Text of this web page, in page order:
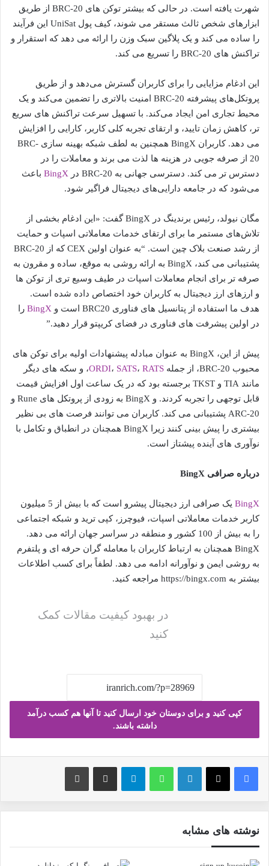
شهرت یافته است. در حالی که بیشتر توکن های BRC-20 از طریق
ابزارهای شخص ثالث مستقر می شوند، کیف پول UniSat این فرآیند
را ساده می کند و یک پلاگین سبک وزن را ارائه می دهد که استقرار و
تراکنش های BRC-20 را تسریع می کند.
این ادغام مزایایی را برای کاربران گسترش می‌دهد و از طریق
پروتکل‌های پیشرفته BRC-20 امنیت بالاتری را تضمین می‌کند و یک
محیط تجاری امن ایجاد می‌کند. با تسهیل سرعت تراکنش های سریع
تر، کاهش زمان تایید، و ارتقای تجربه کلی کاربر، کارایی را افزایش
می دهد. کاربران BingX همچنین به لطف شبکه بهینه سازی BRC-
20 از صرفه جویی در هزینه ها لذت می برند و معاملات را در
دسترس تر می کند. دسترسی جهانی به BRC-20 در
BingX باعث
می‌شود که در جامعه دارایی‌های دیجیتال فراگیر شود.
مگان نیولد، رئیس برندینگ در BingX گفت: «این ادغام بخشی از
تلاش‌های مستمر ما برای ارتقای خدمات معاملاتی اسپات و حمایت
از رشد صنعت بلاک چین است. “به عنوان اولین CEX که از BRC-20
پشتیبانی می کند، BingX به ارائه روشی به موقع، ساده و مقرون به
صرفه تر برای انجام معاملات اسپات در طیف وسیع تری از توکن ها
و ارزهای ارز دیجیتال به کاربران خود اختصاص داده شده است.
هدف ما استفاده از پتانسیل های فناوری BRC20 است و
BingX را
در اولین پیشرفت های فناوری در فضای کریپتو قرار دهید.”
پیش از این، BingX به عنوان مبادله پیشنهادات اولیه برای توکن های
محبوب BRC-20، از جمله
ORDI، SATS، RATS
، و سکه های دیگر
مانند TIA و TKST برجسته بود که در یک ساعت اول افزایش قیمت
قابل توجهی را تجربه کردند. و BingX به زودی از پروتکل های Rune و
ARC-20 پشتیبانی می کند. کاربران می توانند فرصت های بی نظیر
بیشتری را پیش بینی کنند زیرا BingX همچنان در انطباق و تکامل با
نوآوری های آینده پیشتاز است.
درباره صرافی BingX
BingX
یک صرافی ارز دیجیتال پیشرو است که با بیش از 5 میلیون
کاربر خدمات معاملاتی اسپات، فیوچرز، کپی ترید و شبکه اجتماعی
را به بیش از 100 کشور و منطقه در سراسر جهان ارائه می دهد.
BingX همچنان به ارتباط کاربران با معامله گران حرفه ای و پلتفرم
به روشی ایمن و نوآورانه ادامه می دهد. لطفاً برای کسب اطلاعات
بیشتر به https://bingx.com مراجعه کنید.
در بهبود کیفیت مقالات کمک
کنید
کپی کنید و برای دوستان خود ارسال کنید تا آنها هم کسب درآمد
داشته باشند.
فیس بوک X لینکدین واتس آپ تلگرام ارسال ایمیل چاپ
نوشته های مشابه